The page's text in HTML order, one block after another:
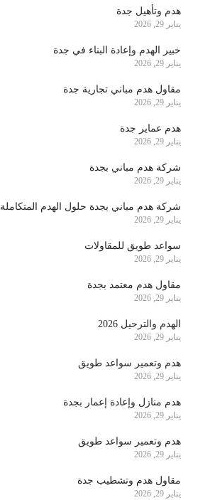
هدم وتأهيل جدة
يناير 29, 2026
خبير الهدم وإعادة البناء في جدة
يناير 29, 2026
مقاول هدم مباني تجارية جدة
يناير 29, 2026
هدم عماير جدة
يناير 29, 2026
شركة هدم مباني بجدة
يناير 29, 2026
شركة هدم مباني بجدة حلول الهدم المتكاملة
يناير 29, 2026
سواعد طويق للمقاولات
يناير 29, 2026
مقاول هدم معتمد بجدة
يناير 29, 2026
الهدم والترحيل 2026
يناير 29, 2026
هدم وتعمير سواعد طويق
يناير 29, 2026
هدم منازل وإعادة إعمار بجدة
يناير 29, 2026
هدم وتعمير سواعد طويق
يناير 29, 2026
مقاول هدم وتشطيب جدة
يناير 29, 2026